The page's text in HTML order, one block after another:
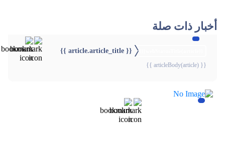
أخبار ذات صلة
{{ article.article_title }}
{{ articleBody(article) }}